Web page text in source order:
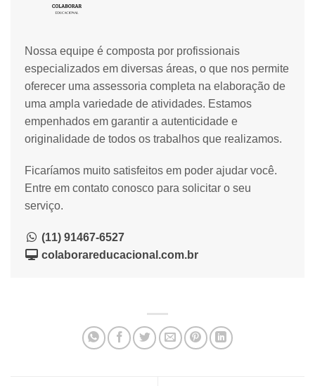
Nossa equipe é composta por profissionais
especializados em diversas áreas, o que nos permite
oferecer uma assessoria completa na elaboração de
uma ampla variedade de atividades. Estamos
empenhados em garantir a autenticidade e
originalidade de todos os trabalhos que realizamos.
Ficaríamos muito satisfeitos em poder ajudar você.
Entre em contato conosco para solicitar o seu
serviço.
(11) 91467-6527
colaborareducacional.com.br